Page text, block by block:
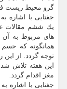
گرو محیط زیست
جغتایی با اشاره
یك ششم مقالات
های مربوط به آن
همانگونه كه جسم
این هفته تلاش
مغز اقدام گردد.